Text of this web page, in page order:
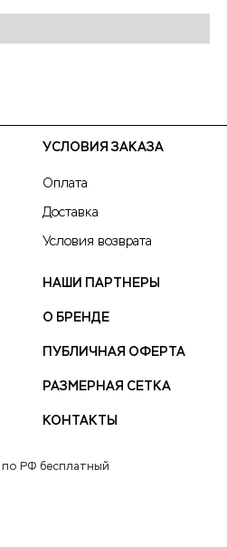
УСЛОВИЯ ЗАКАЗА
Оплата
Доставка
Условия возврата
НАШИ ПАРТНЕРЫ
О БРЕНДЕ
ПУБЛИЧНАЯ ОФЕРТА
РАЗМЕРНАЯ СЕТКА
КОНТАКТЫ
по РФ бесплатный